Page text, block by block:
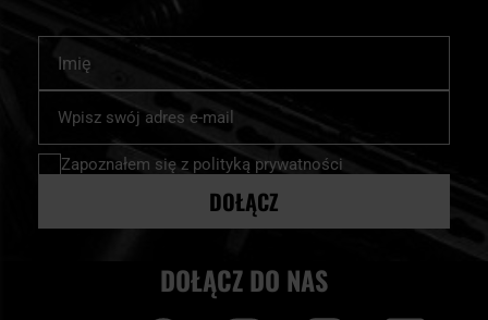
nasz
newsletter:
Zapoznałem się z polityką prywatności
DOŁĄCZ
DOŁĄCZ DO NAS